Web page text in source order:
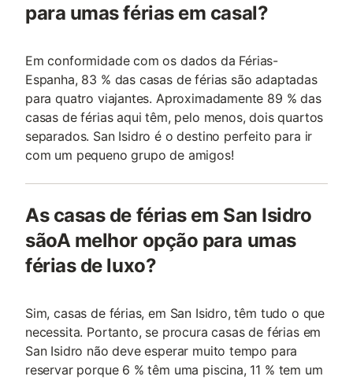
para umas férias em casal?
Em conformidade com os dados da Férias-
Espanha, 83 % das casas de férias são adaptadas
para quatro viajantes. Aproximadamente 89 % das
casas de férias aqui têm, pelo menos, dois quartos
separados. San Isidro é o destino perfeito para ir
com um pequeno grupo de amigos!
As casas de férias em San Isidro
sãoA melhor opção para umas
férias de luxo?
Sim, casas de férias, em San Isidro, têm tudo o que
necessita. Portanto, se procura casas de férias em
San Isidro não deve esperar muito tempo para
reservar porque 6 % têm uma piscina, 11 % tem um